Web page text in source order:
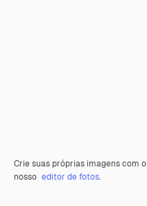
Crie suas próprias imagens com o
nosso editor de fotos.